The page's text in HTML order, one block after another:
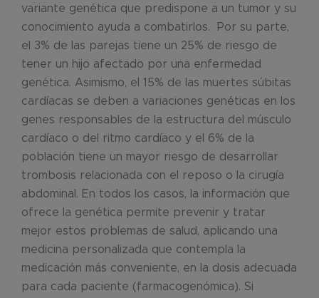
variante genética que predispone a un tumor y su
conocimiento ayuda a combatirlos. Por su parte,
el 3% de las parejas tiene un 25% de riesgo de
tener un hijo afectado por una enfermedad
genética. Asimismo, el 15% de las muertes súbitas
cardíacas se deben a variaciones genéticas en los
genes responsables de la estructura del músculo
cardíaco o del ritmo cardíaco y el 6% de la
población tiene un mayor riesgo de desarrollar
trombosis relacionada con el reposo o la cirugía
abdominal. En todos los casos, la información que
ofrece la genética permite prevenir y tratar
mejor estos problemas de salud, aplicando una
medicina personalizada que contempla la
medicación más conveniente, en la dosis adecuada
para cada paciente (farmacogenómica). Si